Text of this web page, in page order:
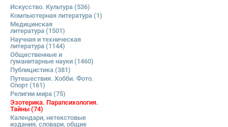
Искусство. Культура (536)
Компьютерная литература (1)
Медицинская
литература (1501)
Научная и техническая
литература (1144)
Общественные и
гуманитарные науки (1460)
Публицистика (381)
Путешествия. Хобби. Фото.
Спорт(161)
Религии мира (75)
Эзотерика. Парапсихология.
Тайны (74)
Календари, нетекстовые
издания, словари, общие